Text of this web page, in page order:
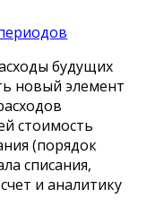
будущих
новый элемент
стоимость
(порядок
списания,
и аналитику